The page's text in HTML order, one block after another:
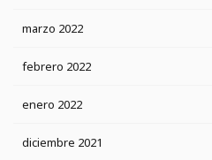
marzo 2022
febrero 2022
enero 2022
diciembre 2021